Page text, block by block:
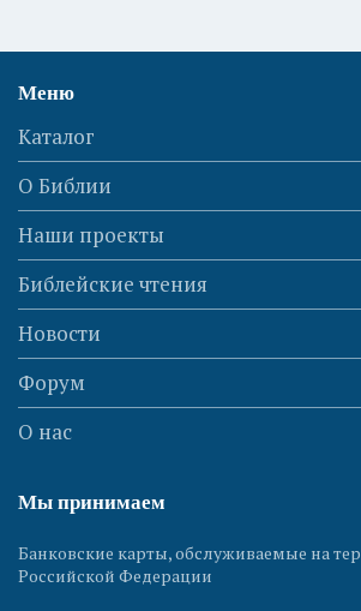
Меню
Каталог
О Библии
Наши проекты
Библейские чтения
Новости
Форум
О нас
Мы принимаем
Банковские карты, обслуживаемые на
Российской Федерации